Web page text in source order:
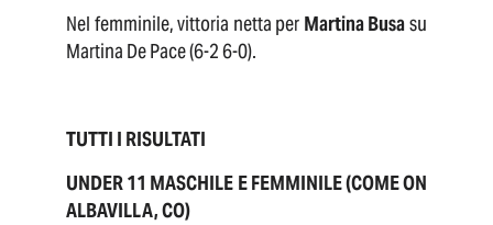
Nel femminile, vittoria netta per Martina Busasu
Martina De Pace (6-2 6-0).
TUTTI I RISULTATI
UNDER 11 MASCHILE E FEMMINILE (COME ON
ALBAVILLA, CO)